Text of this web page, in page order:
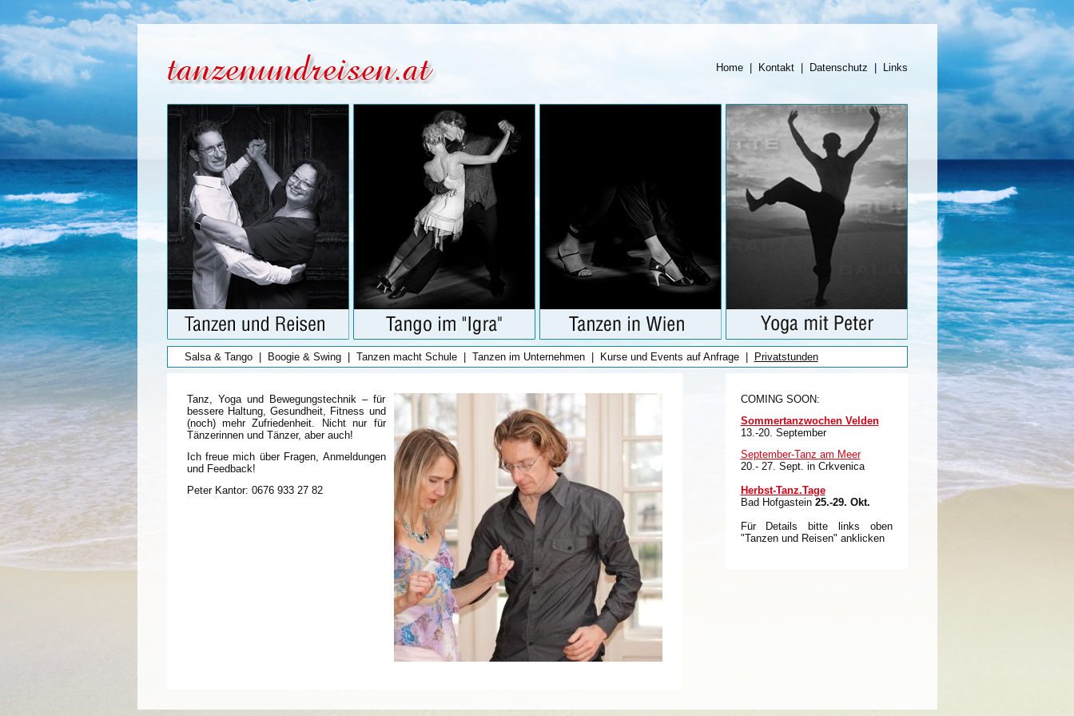
Home| Kontakt| Datenschutz Links
Salsa & Tango| Boogie & Swing| Tanzen macht Schule| Tanzen im Unternehmen| Kurse und Events auf Anfrage| Privatstunden
Tanz, Yoga und Bewegungstechnik – für
bessere Haltung, Gesundheit, Fitness und
(noch) mehr Zufriedenheit. Nicht nur für
Tänzerinnen und Tänzer, aber auch!
Ich freue mich über Fragen, Anmeldungen
und Feedback!
Peter Kantor: 0676 933 27 82
COMING SOON:
Sommertanzwochen Velden
13.-20. September
September-Tanz am Meer
20.- 27. Sept. in Crkvenica
Herbst-Tanz.Tage
Bad Hofgastein25.-29. Okt.
Für Details bitte links oben
"Tanzen und Reisen" anklicken